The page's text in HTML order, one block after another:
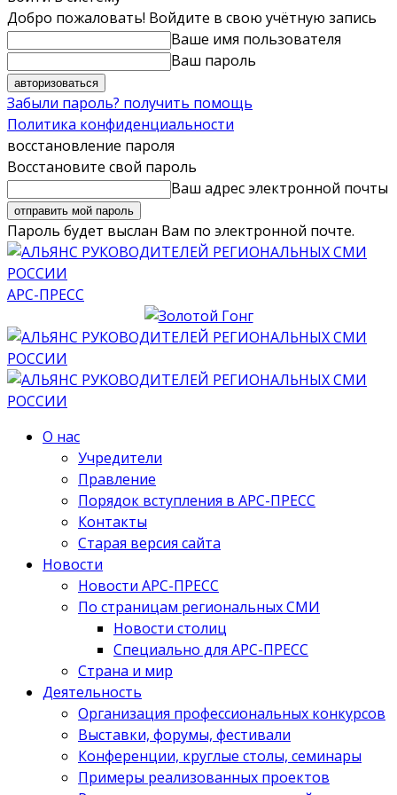
Добро пожаловать! Войдите в свою учётную запись
Ваше имя пользователя
Ваш пароль
Забыли пароль? получить помощь
Политика конфиденциальности
восстановление пароля
Восстановите свой пароль
Ваш адрес электронной почты
Пароль будет выслан Вам по электронной почте.
АРС-ПРЕСС
О нас
Учредители
Правление
Порядок вступления в АРС-ПРЕСС
Контакты
Старая версия сайта
Новости
Новости АРС-ПРЕСС
По страницам региональных СМИ
Новости столиц
Специально для АРС-ПРЕСС
Страна и мир
Деятельность
Организация профессиональных конкурсов
Выставки, форумы, фестивали
Конференции, круглые столы, семинары
Примеры реализованных проектов